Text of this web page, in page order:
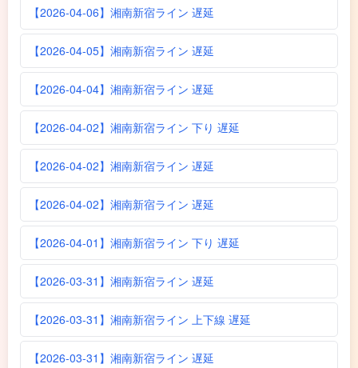
【2026-04-06】湘南新宿ライン 遅延
【2026-04-05】湘南新宿ライン 遅延
【2026-04-04】湘南新宿ライン 遅延
【2026-04-02】湘南新宿ライン 下り 遅延
【2026-04-02】湘南新宿ライン 遅延
【2026-04-02】湘南新宿ライン 遅延
【2026-04-01】湘南新宿ライン 下り 遅延
【2026-03-31】湘南新宿ライン 遅延
【2026-03-31】湘南新宿ライン 上下線 遅延
【2026-03-31】湘南新宿ライン 遅延